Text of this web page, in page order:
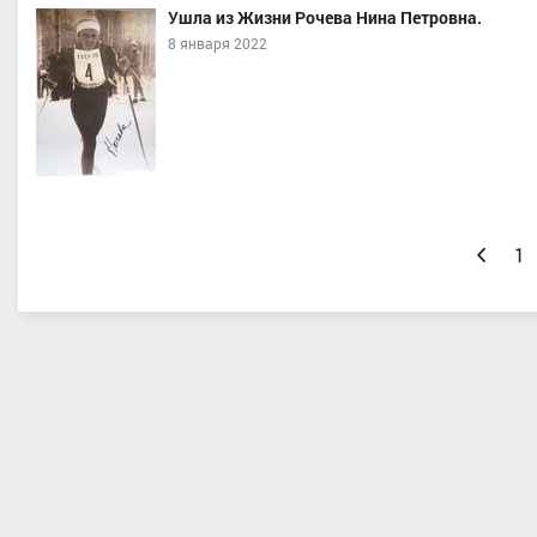
Ушла из Жизни Рочева Нина Петровна.
8 января 2022
Назад
1